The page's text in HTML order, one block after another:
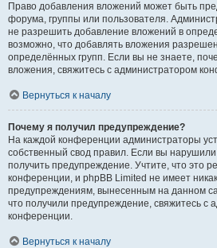
Право добавления вложений может быть
форума, группы или пользователя.
не разрешить добавление вложений в
возможно, что добавлять вложения
определённых групп. Если вы не знаете,
вложения, свяжитесь с администратором
Вернуться к началу
Почему я получил предупреждение?
На каждой конференции администраторы
собственный свод правил. Если вы
получить предупреждение. Учтите, что это
конференции, и phpBB Limited не имеет
предупреждениям, вынесенным на данном
что получили предупреждение, свяжитесь с
конференции.
Вернуться к началу